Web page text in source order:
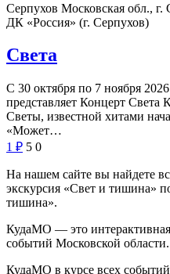
Серпухов Московская обл., г.
ДК «Россия» (г. Серпухов)
Света
С 30 октября по 7 ноября
представляет Концерт Света
Светы, известной хитами
«Может…
1 ₽ 5 0
На нашем сайте вы найдете
экскурсия «Свет и тишина»
тишина».
КудаМО — это
событий Московской области.
КудаМО в курсе всех